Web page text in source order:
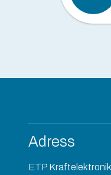
Adress
ETP